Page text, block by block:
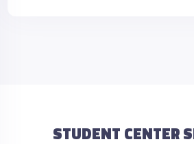
STUDENT CENTER